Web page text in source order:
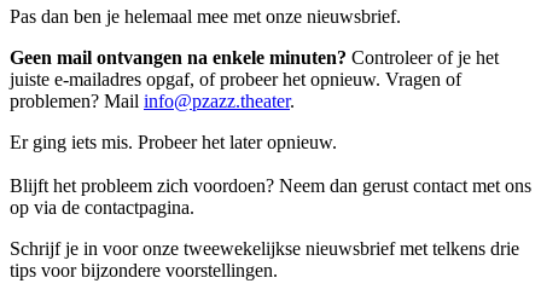
Pas dan ben je helemaal mee met onze nieuwsbrief.
Geen mail ontvangen na enkele minuten? Controleer of je het
juiste e-mailadres opgaf, of probeer het opnieuw. Vragen of
problemen? Mail info@pzazz.theater.
Er ging iets mis. Probeer het later opnieuw.
Blijft het probleem zich voordoen? Neem dan gerust contact met ons
op via de contactpagina.
Schrijf je in voor onze tweewekelijkse nieuwsbrief met telkens drie
tips voor bijzondere voorstellingen.